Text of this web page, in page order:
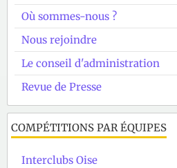
Où sommes-nous ?
Nous rejoindre
Le conseil d'administration
Revue de Presse
COMPÉTITIONS PAR ÉQUIPES
Interclubs Oise